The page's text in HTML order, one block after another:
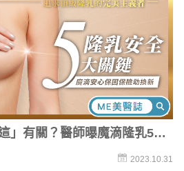
」有關？醫師曝魔滴隆乳5大
2023.10.31